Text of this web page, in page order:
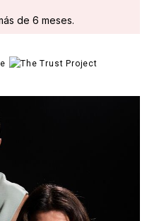
de 6 meses.